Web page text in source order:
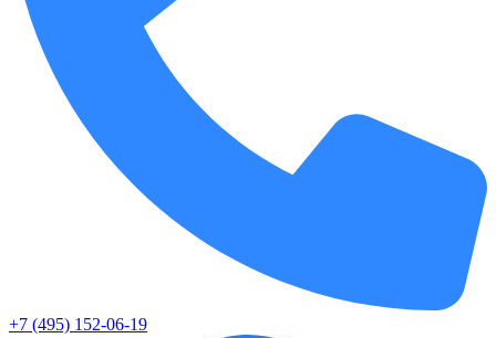
+7 (495) 152-06-19